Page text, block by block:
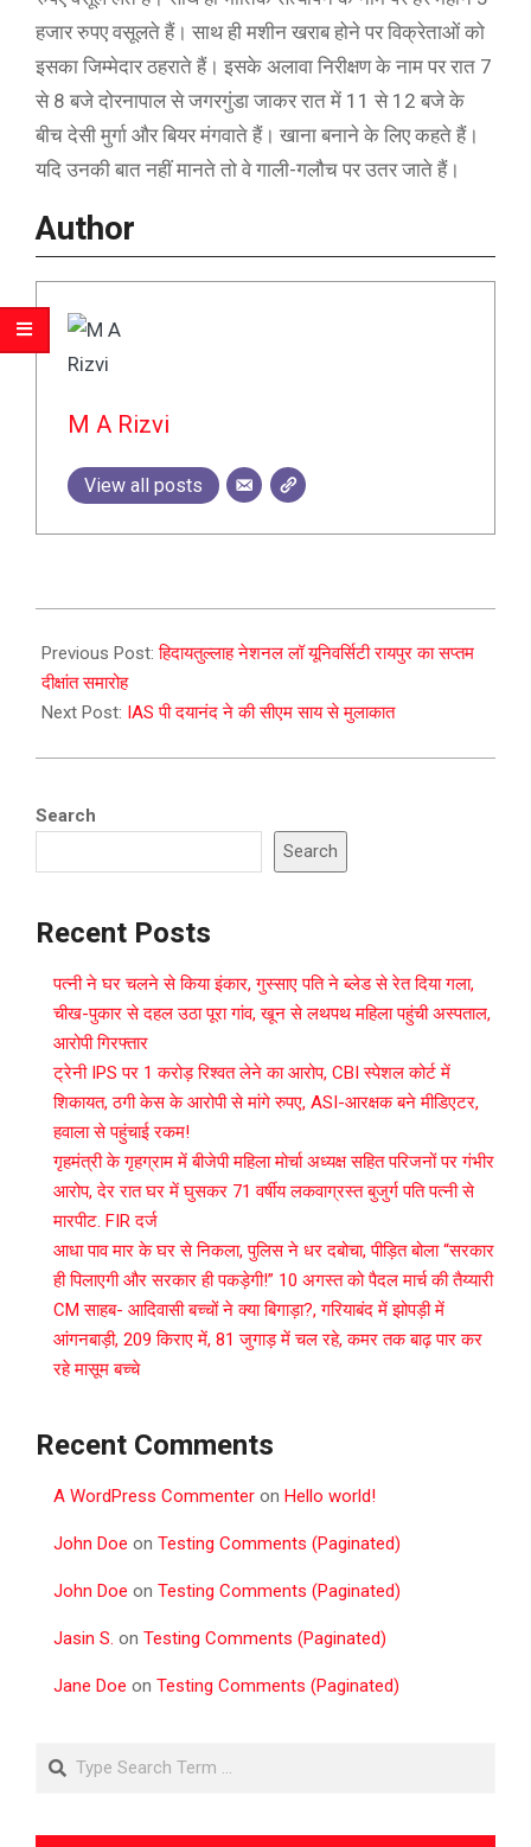
हजार रुपए वसूलते हैं। साथ ही मशीन खराब होने पर विक्रेताओं को
इसका जिम्मेदार ठहराते हैं। इसके अलावा निरीक्षण के नाम पर रात 7
से 8 बजे दोरनापाल से जगरगुंडा जाकर रात में 11 से 12 बजे के
बीच देसी मुर्गा और बियर मंगवाते हैं। खाना बनाने के लिए कहते हैं।
यदि उनकी बात नहीं मानते तो वे गाली-गलौच पर उतर जाते हैं।
Author
M A Rizvi
View all posts
12-
20
Previous Post:हिदायतुल्लाह नेशनल लॉ यूनिवर्सिटी रायपुर का सप्तम
दीक्षांत समारोह
Next Post: IAS पी दयानंद ने की सीएम साय से मुलाकात
Search
Search
Recent Posts
पत्नी ने घर चलने से किया इंकार, गुस्साए पति ने ब्लेड से रेत दिया गला,
चीख-पुकार से दहल उठा पूरा गांव, खून से लथपथ महिला पहुंची अस्पताल,
आरोपी गिरफ्तार
ट्रेनी IPS पर 1 करोड़ रिश्वत लेने का आरोप, CBI स्पेशल कोर्ट में
शिकायत, ठगी केस के आरोपी से मांगे रुपए, ASI-आरक्षक बने मीडिएटर,
हवाला से पहुंचाई रकम!
गृहमंत्री के गृहग्राम में बीजेपी महिला मोर्चा अध्यक्ष सहित परिजनों पर गंभीर
आरोप, देर रात घर में घुसकर 71 वर्षीय लकवाग्रस्त बुजुर्ग पति पत्नी से
मारपीट. FIR दर्ज
आधा पाव मार के घर से निकला, पुलिस ने धर दबोचा, पीड़ित बोला “सरकार
ही पिलाएगी और सरकार ही पकड़ेगी!” 10 अगस्त को पैदल मार्च की तैय्यारी
CM साहब- आदिवासी बच्चों ने क्या बिगाड़ा?, गरियाबंद में झोपड़ी में
आंगनबाड़ी, 209 किराए में, 81 जुगाड़ में चल रहे, कमर तक बाढ़ पार कर
रहे मासूम बच्चे
Recent Comments
A WordPress Commenter on Hello world!
John Doe on Testing Comments (Paginated)
John Doe on Testing Comments (Paginated)
Jasin S. on Testing Comments (Paginated)
Jane Doe on Testing Comments (Paginated)
Search